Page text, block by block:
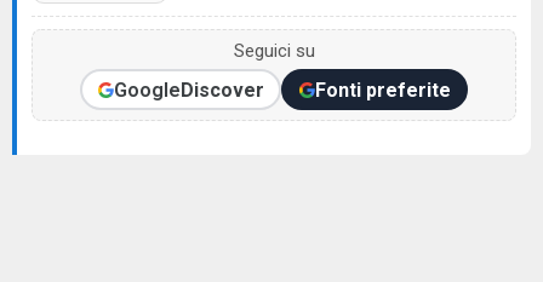
Seguici su
GoogleDiscover Fonti preferite